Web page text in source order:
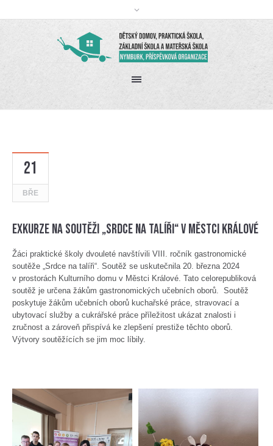
21
BŘE
Exkurze na soutěži „Srdce na talíři“ v Městci Králové
Žáci praktické školy dvouleté navštívili VIII. ročník gastronomické
soutěže „Srdce na talíři“. Soutěž se uskutečnila 20. března 2024
v prostorách Kulturního domu v Městci Králové. Tato celorepubliková
soutěž je určena žákům gastronomických učebních oborů. Soutěž
poskytuje žákům učebních oborů kuchařské práce, stravovací a
ubytovací služby a cukrářské práce příležitost ukázat znalosti i
zručnost a zároveň přispívá ke zlepšení prestiže těchto oborů.
Výtvory soutěžících se jim moc líbily.